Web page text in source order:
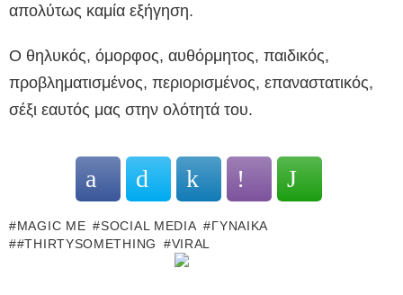
απολύτως καμία εξήγηση.
Ο θηλυκός, όμορφος, αυθόρμητος, παιδικός,
προβληματισμένος, περιορισμένος, επαναστατικός,
σέξι εαυτός μας στην ολότητά του.
MAGIC ME SOCIAL MEDIA
ΓΥΝΑΊΚΑ
#THIRTYSOMETHING
VIRAL